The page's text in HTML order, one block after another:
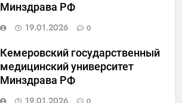
Минздрава РФ
19.01.2026
0
Кемеровский государственный
медицинский университет
Минздрава РФ
19.01.2026